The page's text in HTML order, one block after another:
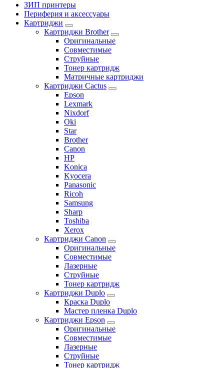
ЗИП принтеры
Периферия и аксессуары
Картриджи
Картриджи Brother
Оригинальные
Совместимые
Струйные
Тонер картридж
Матричные картриджи
Картриджи Cactus
Epson
Lexmark
Nixdorf
Oki
Star
Brother
Canon
HP
Konica
Kyocera
Panasonic
Ricoh
Samsung
Sharp
Toshiba
Xerox
Картриджи Canon
Оригинальные
Совместимые
Лазерные
Струйные
Тонер картридж
Картриджи Duplo
Краска Duplo
Мастер пленка Duplo
Картриджи Epson
Оригинальные
Совместимые
Лазерные
Струйные
Тонер картридж